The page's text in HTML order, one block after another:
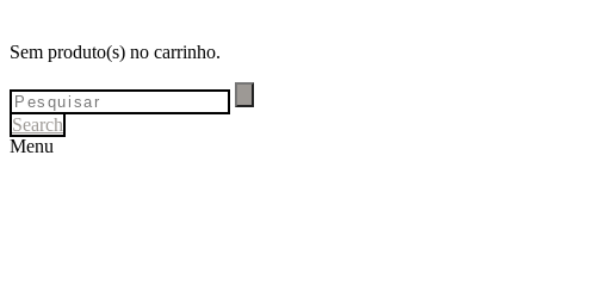
Sem produto(s) no carrinho.
Search
Menu